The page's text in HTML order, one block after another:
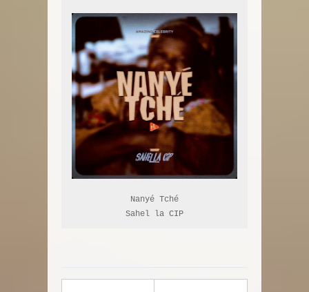
Nanyé Tché
Sahel la CIP